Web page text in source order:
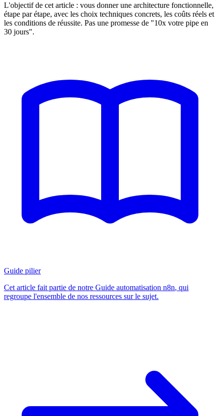
L'objectif de cet article : vous donner une architecture fonctionnelle,
étape par étape, avec les choix techniques concrets, les coûts réels et
les conditions de réussite. Pas une promesse de "10x votre pipe en
30 jours".
Guide pilier
Cet article fait partie de notre Guide automatisation n8n, qui
regroupe l'ensemble de nos ressources sur le sujet.